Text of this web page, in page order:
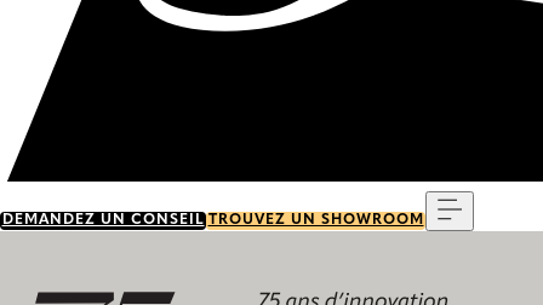
DEMANDEZ UN CONSEIL TROUVEZ UN SHOWROOM